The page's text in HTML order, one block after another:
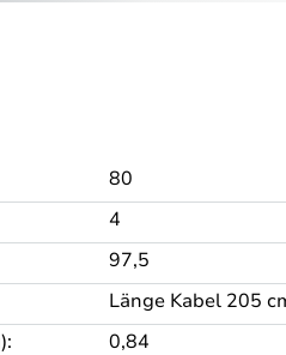
80
4
97,5
Länge Kabel 205
0,84